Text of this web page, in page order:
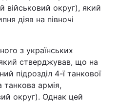
військовий округ), який
діяв на півночі
з українських
який стверджував, що на
підрозділ 4-ї танкової
танкова армія,
округ). Однак цей